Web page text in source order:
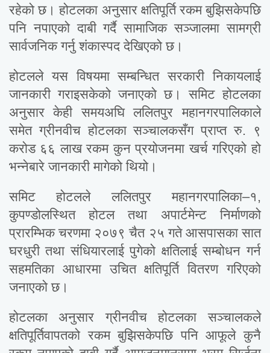
रहेको छ। होटलका अनुसार क्षतिपूर्ति रकम बुझिसकेपछि
पनि नपाएको दाबी गर्दै सामाजिक सञ्जालमा सामग्री
सार्वजनिक गर्नु शंकास्पद देखिएको छ।
होटलले यस विषयमा सम्बन्धित सरकारी निकायलाई
जानकारी गराइसकेको जनाएको छ। समिट होटलका
अनुसार केही समयअघि ललितपुर महानगरपालिकाले
समेत ग्रीनवीच होटलका सञ्चालकसँग प्राप्त रु. ९
करोड ६६ लाख रकम कुन प्रयोजनमा खर्च गरिएको हो
भन्नेबारे जानकारी मागेको थियो।
समिट होटलले ललितपुर महानगरपालिका–१,
कुपण्डोलस्थित होटल तथा अपार्टमेन्ट निर्माणको
प्रारम्भिक चरणमा २०७९ चैत २५ गते आसपासका सात
घरधुरी तथा संधियारलाई पुगेको क्षतिलाई सम्बोधन गर्न
सहमतिका आधारमा उचित क्षतिपूर्ति वितरण गरिएको
जनाएको छ।
होटलका अनुसार ग्रीनवीच होटलका सञ्चालकले
क्षतिपूर्तिवापतको रकम बुझिसकेपछि पनि आफूले कुनै